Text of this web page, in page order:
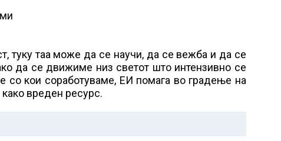
туку таа може да се научи, да се вежба и да се
да се движиме низ светот што интензивно се
со кои соработуваме, ЕИ помага во градење на
вреден ресурс.